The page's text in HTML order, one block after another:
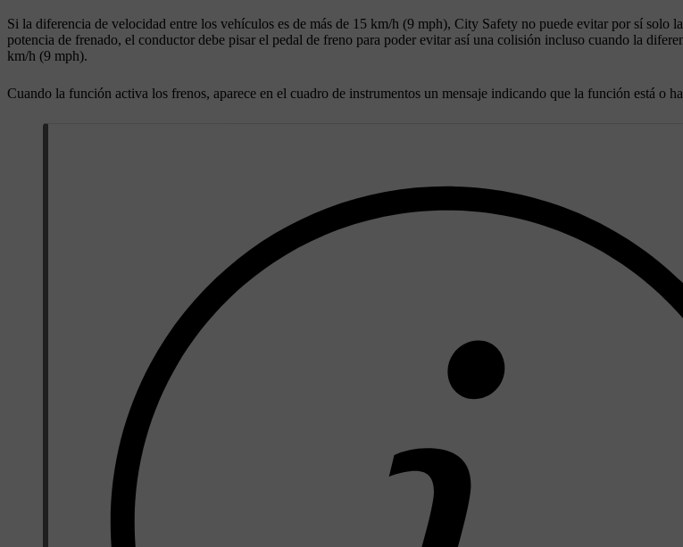
Si la diferencia de velocidad entre los vehículos es de más de 15 km/h (9 mph), City Safety no puede evitar por sí solo
potencia de frenado, el conductor debe pisar el pedal de freno para poder evitar así una colisión incluso cuando la
km/h (9 mph).
Cuando la función activa los frenos, aparece en el cuadro de instrumentos un mensaje indicando que la función está o